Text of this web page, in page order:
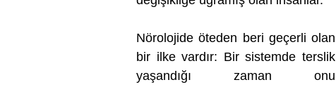
Nörolojide öteden beri geçerli olan
bir ilke vardır: Bir sistemde terslik
yaşandığı zaman onu